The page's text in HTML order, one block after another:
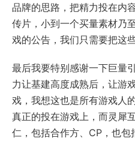
品牌的思路，把精力投在内
传片，小到一个买量素材乃
戏的公告，我们只需要把这
最后我要特别感谢一下巨量
力让基建高度成熟后，让游
戏，我想这也是所有游戏人
真正的投在游戏上，而灵犀
仁，包括合作方、CP，也包